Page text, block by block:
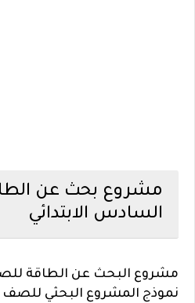
مشروع بحث عن
السادس الابتدائي
مشروع البحث عن الطاقة
نموذج المشروع البحثي للصف